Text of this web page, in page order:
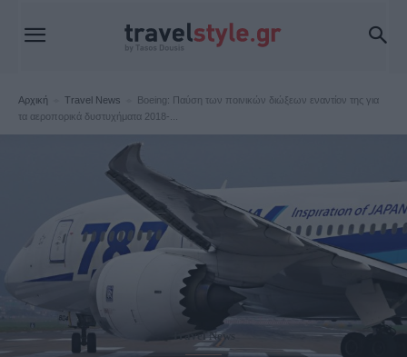
Αρχική Travel News
Boeing: Παύση των ποινικών διώξεων εναντίον της για
τα αεροπορικά δυστυχήματα 2018-...
Travel News